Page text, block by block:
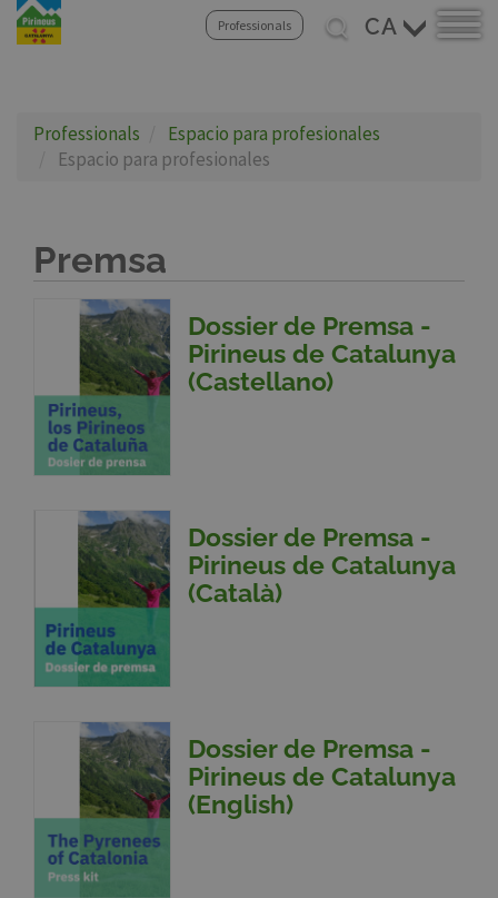
Professionals
Select
your
Professionals
Espacio para profesionales
Espacio para profesionales
Premsa
Dossier de Premsa -
Pirineus de Catalunya
(Castellano)
Dossier de Premsa -
Pirineus de Catalunya
(Català)
Dossier de Premsa -
Pirineus de Catalunya
(English)